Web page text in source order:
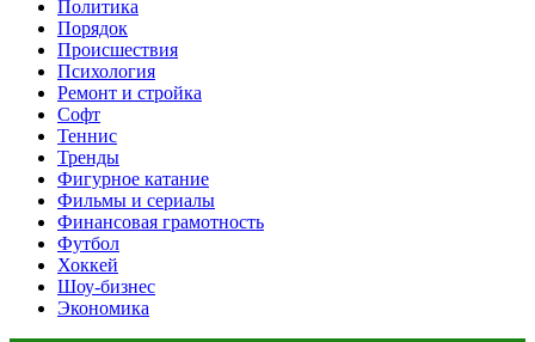
Политика
Порядок
Происшествия
Психология
Ремонт и стройка
Софт
Теннис
Тренды
Фигурное катание
Фильмы и сериалы
Финансовая грамотность
Футбол
Хоккей
Шоу-бизнес
Экономика